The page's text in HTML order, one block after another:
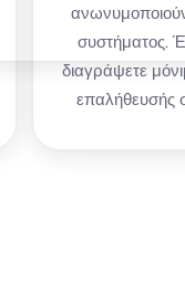
συστήματος.
διαγράψετε
επαλήθευσής